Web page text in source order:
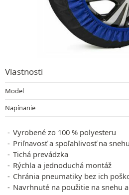
Vlastnosti
Model
Napínanie
Vyrobené zo 100 % polyesteru
Priľnavosť a spoľahlivosť na
Tichá prevádzka
Rýchla a jednoduchá montáž
Chránia pneumatiky bez ich
Navrhnuté na použitie na snehu